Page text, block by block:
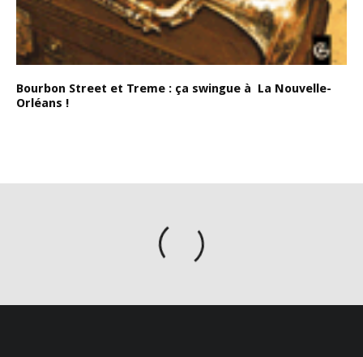
Bourbon Street et Treme : ça swingue à La Nouvelle-
Orléans !